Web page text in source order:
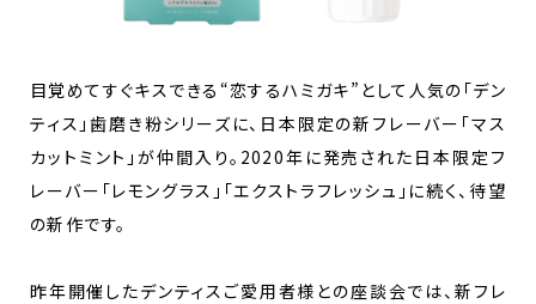
目覚めてすぐキスできる“恋するハミガキ”として人気の「デン
ティス」歯磨き粉シリーズに、日本限定の新フレーバー「マス
カットミント」が仲間入り。2020年に発売された日本限定フ
レーバー「レモングラス」「エクストラフレッシュ」に続く、待望
の新作です。
昨年開催したデンティスご愛用者様との座談会では、新フレ